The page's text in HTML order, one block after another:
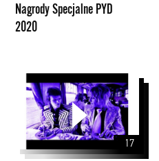
Nagrody Specjalne PYD
2020
John
Peel
Sessions
17